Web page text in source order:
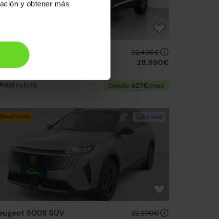
y obtener más
5008 SUV
GT 136 eDCS6
32.490€
28.990€
Mild hybrid Desde 427€/mes
3 días
Reservado
5008 SUV 32.890€